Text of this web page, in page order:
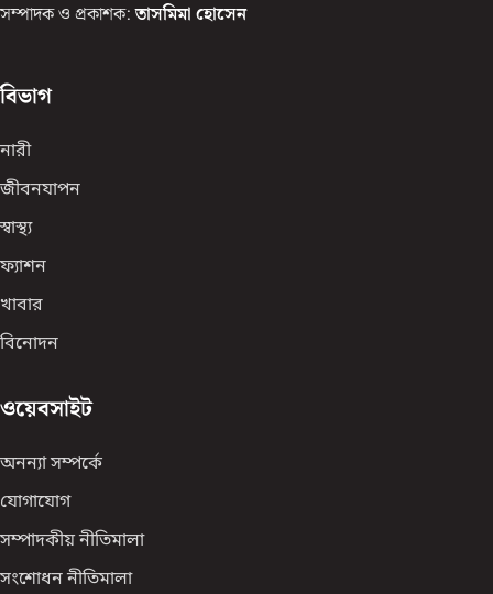
সম্পাদক ও প্রকাশক: তাসমিমা হোসেন
বিভাগ
নারী
জীবনযাপন
স্বাস্থ্য
ফ্যাশন
খাবার
বিনোদন
ওয়েবসাইট
অনন্যা সম্পর্কে
যোগাযোগ
সম্পাদকীয় নীতিমালা
সংশোধন নীতিমালা